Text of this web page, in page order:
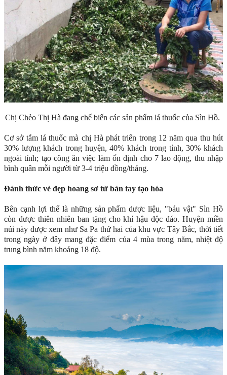
Chị Chẻo Thị Hà đang chế biến các sản phẩm lá thuốc của Sìn Hồ.
Cơ sở tắm lá thuốc mà chị Hà phát triển trong 12 năm qua thu hút
30% lượng khách trong huyện, 40% khách trong tỉnh, 30% khách
ngoài tỉnh; tạo công ăn việc làm ổn định cho 7 lao động, thu nhập
bình quân mỗi người từ 3-4 triệu đồng/tháng.
Đánh thức vẻ đẹp hoang sơ từ bàn tay tạo hóa
Bên cạnh lợi thế là những sản phẩm dược liệu, "báu vật" Sìn Hồ
còn được thiên nhiên ban tặng cho khí hậu độc đáo. Huyện miền
núi này được xem như Sa Pa thứ hai của khu vực Tây Bắc, thời tiết
trong ngày ở đây mang đặc điểm của 4 mùa trong năm, nhiệt độ
trung bình năm khoảng 18 độ.